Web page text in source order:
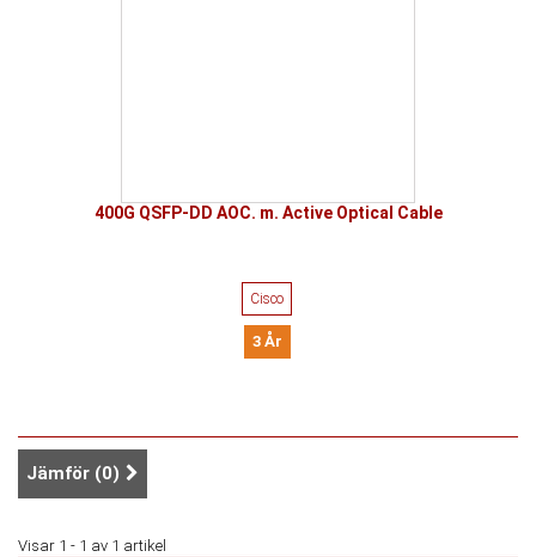
400G QSFP-DD AOC. m. Active Optical Cable
Cisco
3 År
Jämför (0)
Visar 1 - 1 av 1 artikel